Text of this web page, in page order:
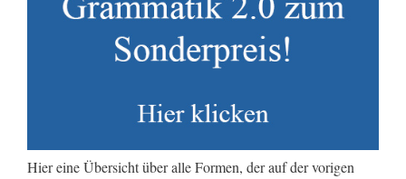
Hier eine Übersicht über alle Formen, der auf der vorigen